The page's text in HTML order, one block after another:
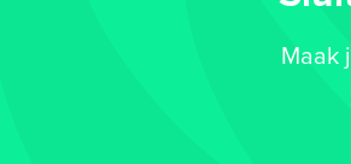
Maak